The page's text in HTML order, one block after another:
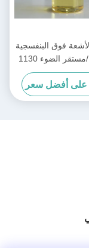
فوق البنفسجية
UV-1130/مستقر الضوء 1130
CAS:104810-48-2 للحبر /
/ حمض الأكريليك
أفضل سعر